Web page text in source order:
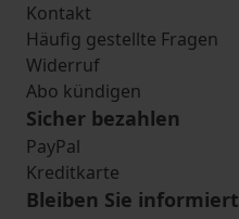
Kontakt
Häufig gestellte Fragen
Widerruf
Abo kündigen
Sicher bezahlen
PayPal
Kreditkarte
Bleiben Sie informiert